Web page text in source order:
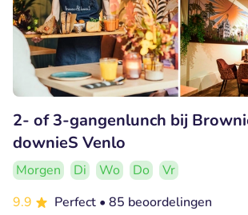
2- of 3-gangenlunch bij
downieS Venlo
Morgen Di Wo Do
Vr
9.9
Perfect • 85 beoordelingen